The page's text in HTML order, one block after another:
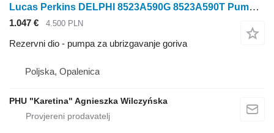
Lucas Perkins DELPHI 8523A590G 8523A590T Pumpa za ubrizgavanje goriva nakon rege za Perkins
1.047 € 4.500 PLN
Rezervni dio - pumpa za ubrizgavanje goriva
Poljska, Opalenica
PHU "Karetina" Agnieszka Wilczyńska